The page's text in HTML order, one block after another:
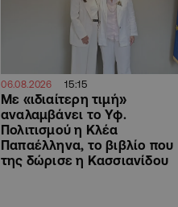
06.08.2026 15:15
Με «ιδιαίτερη τιμή»
αναλαμβάνει το Υφ.
Πολιτισμού η Κλέα
Παπαέλληνα, το βιβλίο που
της δώρισε η Κασσιανίδου